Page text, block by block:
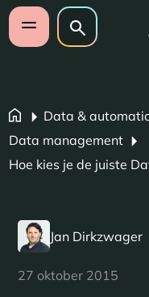
Navigatie overslaan
Open mobiel menu
Zoeken op
Zoeken
Data &
Data management
Hoe kies je de juiste
Jan Dirkzwager
27 oktober 2015